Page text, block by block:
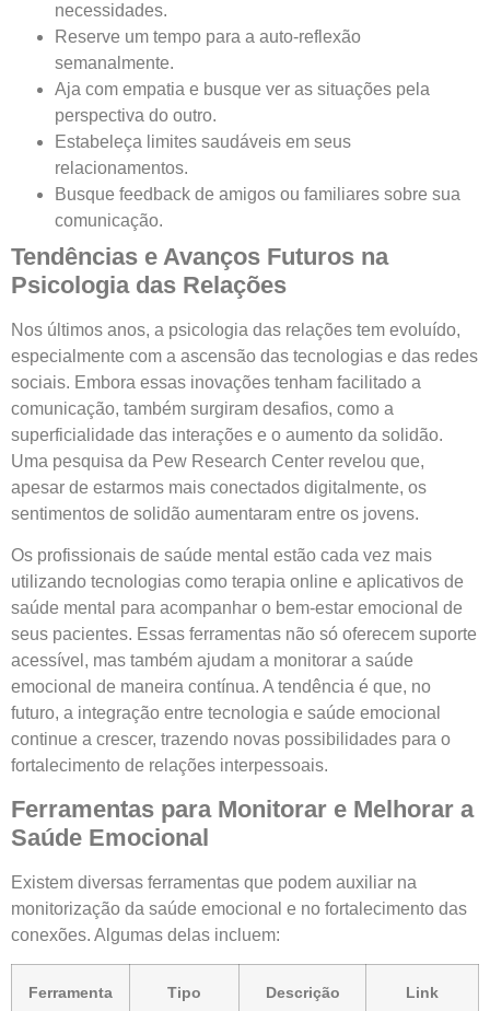
necessidades.
Reserve um tempo para a auto-reflexão
semanalmente.
Aja com empatia e busque ver as situações pela
perspectiva do outro.
Estabeleça limites saudáveis em seus
relacionamentos.
Busque feedback de amigos ou familiares sobre sua
comunicação.
Tendências e Avanços Futuros na
Psicologia das Relações
Nos últimos anos, a psicologia das relações tem evoluído,
especialmente com a ascensão das tecnologias e das redes
sociais. Embora essas inovações tenham facilitado a
comunicação, também surgiram desafios, como a
superficialidade das interações e o aumento da solidão.
Uma pesquisa da Pew Research Center revelou que,
apesar de estarmos mais conectados digitalmente, os
sentimentos de solidão aumentaram entre os jovens.
Os profissionais de saúde mental estão cada vez mais
utilizando tecnologias como terapia online e aplicativos de
saúde mental para acompanhar o bem-estar emocional de
seus pacientes. Essas ferramentas não só oferecem suporte
acessível, mas também ajudam a monitorar a saúde
emocional de maneira contínua. A tendência é que, no
futuro, a integração entre tecnologia e saúde emocional
continue a crescer, trazendo novas possibilidades para o
fortalecimento de relações interpessoais.
Ferramentas para Monitorar e Melhorar a
Saúde Emocional
Existem diversas ferramentas que podem auxiliar na
monitorização da saúde emocional e no fortalecimento das
conexões. Algumas delas incluem:
Ferramenta Tipo Descrição Link